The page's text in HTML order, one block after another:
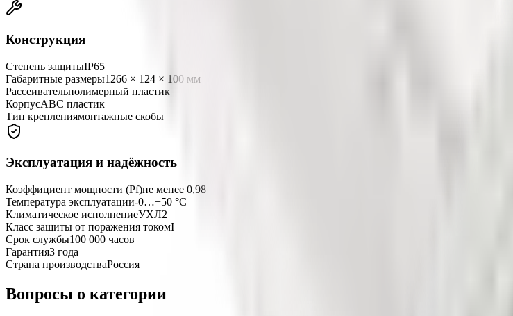
Конструкция
Степень защитыIP65
Габаритные размеры1266 × 124 × 100 мм
Рассеивательполимерный пластик
КорпусАВС пластик
Тип креплениямонтажные скобы
Эксплуатация и надёжность
Коэффициент мощности (Pf)не менее 0,98
Температура эксплуатации-0…+50 °C
Климатическое исполнениеУХЛ2
Класс защиты от поражения токомI
Срок службы100 000 часов
Гарантия3 года
Страна производстваРоссия
Вопросы о категории